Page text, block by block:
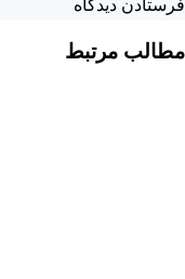
مطالب مرتبط